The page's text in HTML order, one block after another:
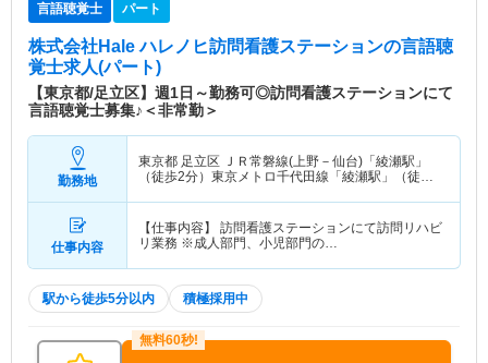
言語聴覚士 パート
株式会社Hale ハレノヒ訪問看護ステーションの言語聴
覚士求人(パート)
【東京都/足立区】週1日～勤務可◎訪問看護ステーションにて
言語聴覚士募集♪＜非常勤＞
勤務地
東京都 足立区 ＪＲ常磐線(上野－仙台)「綾瀬駅」
（徒歩2分）東京メトロ千代田線「綾瀬駅」（徒歩2
仕事内容
【仕事内容】 訪問看護ステーションにて訪問リハビ
リ業務 ※成人部門、小児部門の…
駅から徒歩5分以内 積極採用中